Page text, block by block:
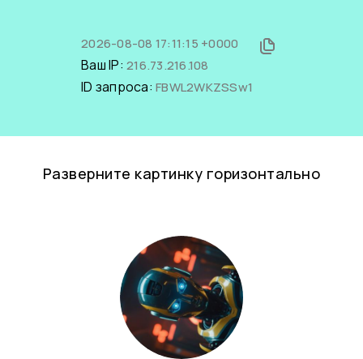
2026-08-08 17:11:15 +0000
Ваш IP: 216.73.216.108
ID запроса: FBWL2WKZSSw1
Разверните картинку горизонтально